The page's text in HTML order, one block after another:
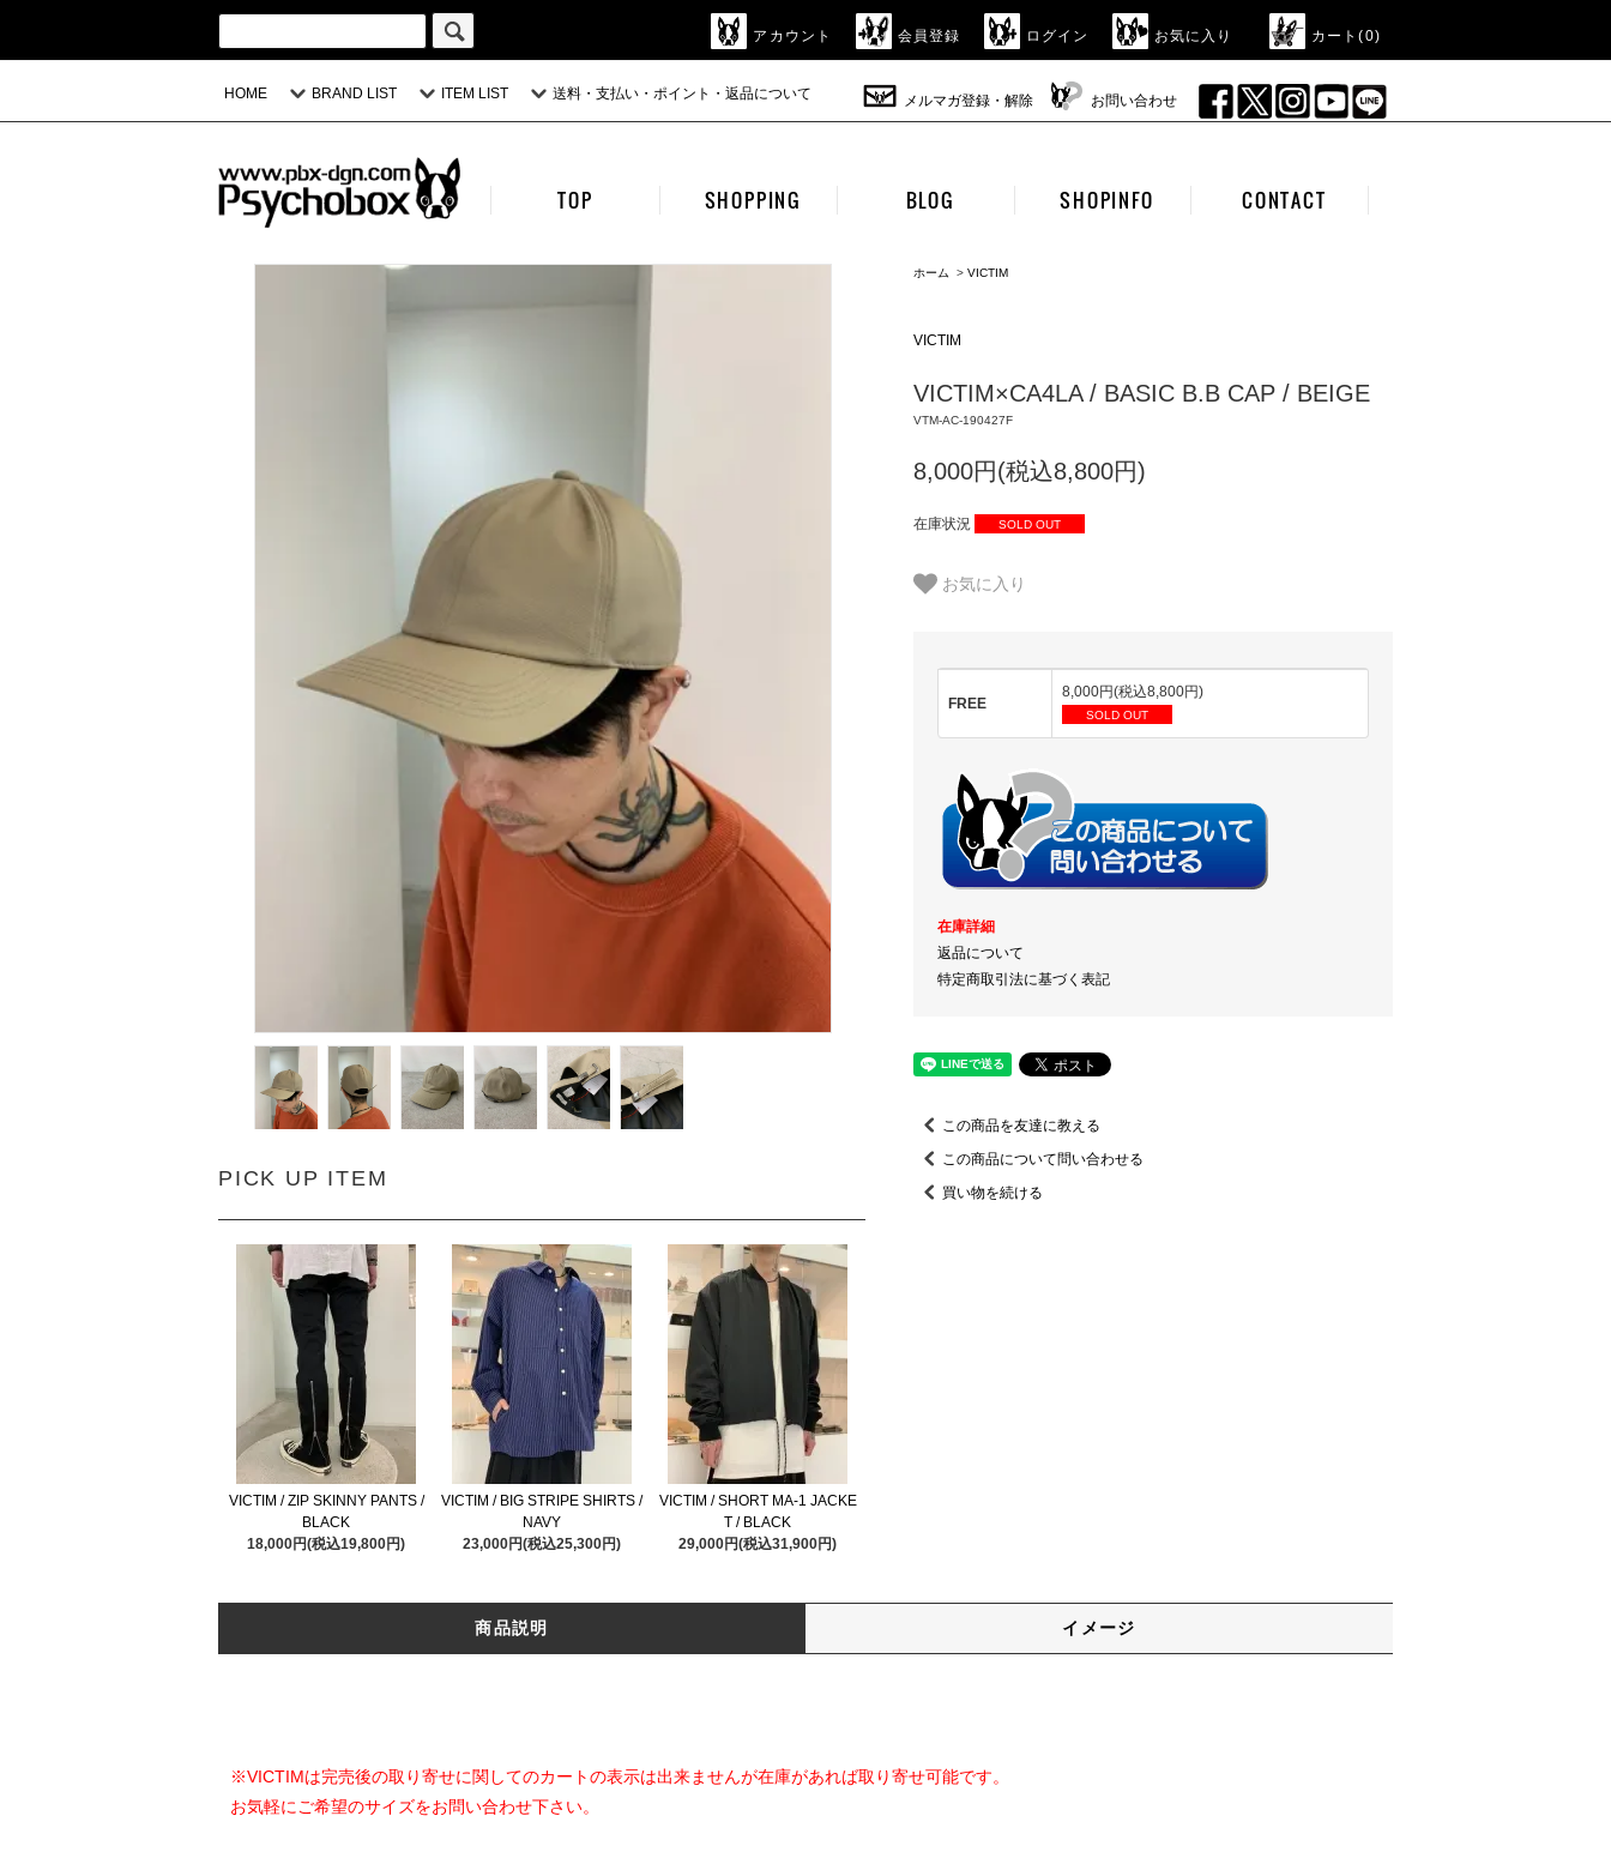
アカウント 会員登録 ログイン お気に入り カート(0)
HOME BRAND LIST ITEM LIST 送料・支払い・ポイント・返品について メルマガ登録・解除 お問い合わせ
TOP SHOPPING BLOG SHOPINFO CONTACT
PICK UP ITEM
VICTIM / ZIP SKINNY PANTS /
BLACK
18,000円(税込19,800円)
VICTIM / BIG STRIPE SHIRTS /
NAVY
23,000円(税込25,300円)
VICTIM / SHORT MA-1 JACKE
T / BLACK
29,000円(税込31,900円)
ホーム > VICTIM
VICTIM
VICTIM×CA4LA / BASIC B.B CAP / BEIGE
VTM-AC-190427F
8,000円(税込8,800円)
在庫状況 SOLD OUT
お気に入り
FREE
8,000円(税込8,800円)
SOLD OUT
在庫詳細
返品について
特定商取引法に基づく表記
この商品を友達に教える
この商品について問い合わせる
買い物を続ける
商品説明 イメージ
※VICTIMは完売後の取り寄せに関してのカートの表示は出来ませんが在庫があれば取り寄せ可能です。
お気軽にご希望のサイズをお問い合わせ下さい。